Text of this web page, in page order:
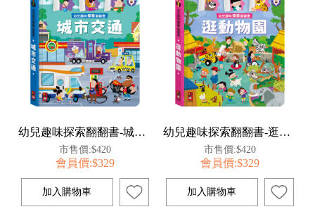
HOT
家長樂了!「風車書版集團暨FOOD超人企業總部」目前正興建中!
批發會員大招募，輕鬆實現財富自由!
老師您好!!幼教會員火熱招募中~
幼兒趣味探索翻翻書-城市交通
市售價:$420
會員價:$329
幼兒趣味探索翻翻書-逛動物園
市售價:$420
會員價:$329